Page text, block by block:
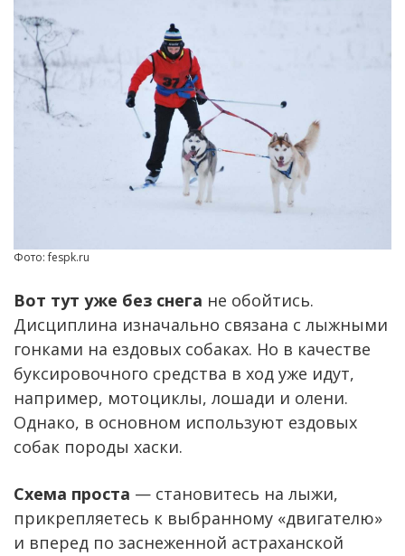
Фото: fespk.ru
Вот тут уже без снега не обойтись.
Дисциплина изначально связана с лыжными
гонками на ездовых собаках. Но в качестве
буксировочного средства в ход уже идут,
например, мотоциклы, лошади и олени.
Однако, в основном используют ездовых
собак породы хаски.
Схема проста — становитесь на лыжи,
прикрепляетесь к выбранному «двигателю»
и вперед по заснеженной астраханской